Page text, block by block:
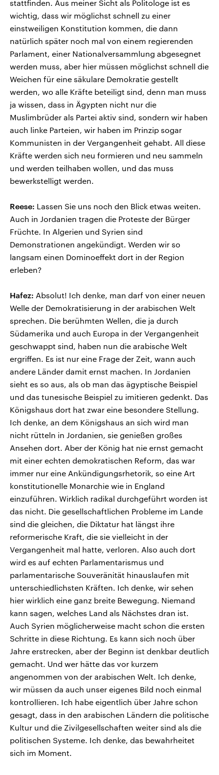
stattfinden. Aus meiner Sicht als Politologe ist es
wichtig, dass wir möglichst schnell zu einer
einstweiligen Konstitution kommen, die dann
natürlich später noch mal von einem regierenden
Parlament, einer Nationalversammlung abgesegnet
werden muss, aber hier müssen möglichst schnell die
Weichen für eine säkulare Demokratie gestellt
werden, wo alle Kräfte beteiligt sind, denn man muss
ja wissen, dass in Ägypten nicht nur die
Muslimbrüder als Partei aktiv sind, sondern wir haben
auch linke Parteien, wir haben im Prinzip sogar
Kommunisten in der Vergangenheit gehabt. All diese
Kräfte werden sich neu formieren und neu sammeln
und werden teilhaben wollen, und das muss
bewerkstelligt werden.
Reese: Lassen Sie uns noch den Blick etwas weiten.
Auch in Jordanien tragen die Proteste der Bürger
Früchte. In Algerien und Syrien sind
Demonstrationen angekündigt. Werden wir so
langsam einen Dominoeffekt dort in der Region
erleben?
Hafez: Absolut! Ich denke, man darf von einer neuen
Welle der Demokratisierung in der arabischen Welt
sprechen. Die berühmten Wellen, die ja durch
Südamerika und auch Europa in der Vergangenheit
geschwappt sind, haben nun die arabische Welt
ergriffen. Es ist nur eine Frage der Zeit, wann auch
andere Länder damit ernst machen. In Jordanien
sieht es so aus, als ob man das ägyptische Beispiel
und das tunesische Beispiel zu imitieren gedenkt. Das
Königshaus dort hat zwar eine besondere Stellung.
Ich denke, an dem Königshaus an sich wird man
nicht rütteln in Jordanien, sie genießen großes
Ansehen dort. Aber der König hat nie ernst gemacht
mit einer echten demokratischen Reform, das war
immer nur eine Ankündigungsrhetorik, so eine Art
konstitutionelle Monarchie wie in England
einzuführen. Wirklich radikal durchgeführt worden ist
das nicht. Die gesellschaftlichen Probleme im Lande
sind die gleichen, die Diktatur hat längst ihre
reformerische Kraft, die sie vielleicht in der
Vergangenheit mal hatte, verloren. Also auch dort
wird es auf echten Parlamentarismus und
parlamentarische Souveränität hinauslaufen mit
unterschiedlichsten Kräften. Ich denke, wir sehen
hier wirklich eine ganz breite Bewegung. Niemand
kann sagen, welches Land als Nächstes dran ist.
Auch Syrien möglicherweise macht schon die ersten
Schritte in diese Richtung. Es kann sich noch über
Jahre erstrecken, aber der Beginn ist denkbar deutlich
gemacht. Und wer hätte das vor kurzem
angenommen von der arabischen Welt. Ich denke,
wir müssen da auch unser eigenes Bild noch einmal
kontrollieren. Ich habe eigentlich über Jahre schon
gesagt, dass in den arabischen Ländern die politische
Kultur und die Zivilgesellschaften weiter sind als die
politischen Systeme. Ich denke, das bewahrheitet
sich im Moment.